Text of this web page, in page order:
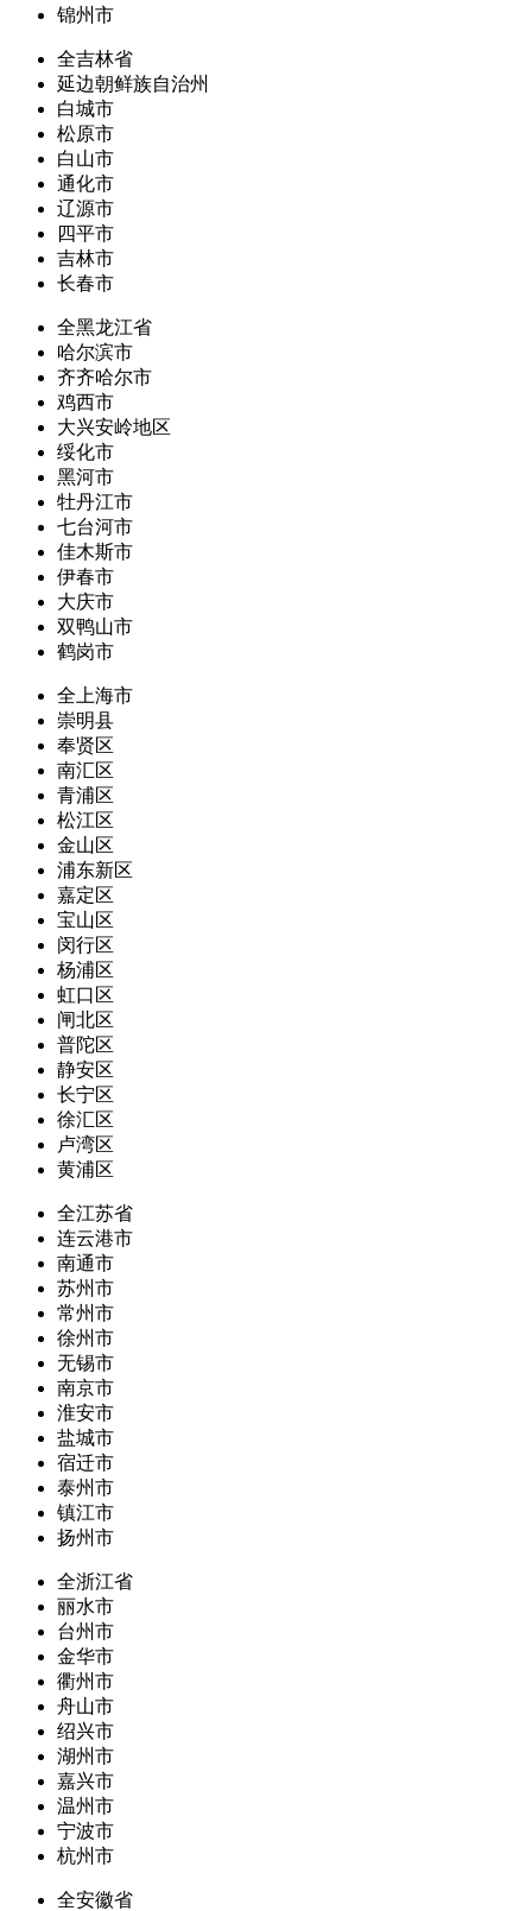
锦州市
全吉林省
延边朝鲜族自治州
白城市
松原市
白山市
通化市
辽源市
四平市
吉林市
长春市
全黑龙江省
哈尔滨市
齐齐哈尔市
鸡西市
大兴安岭地区
绥化市
黑河市
牡丹江市
七台河市
佳木斯市
伊春市
大庆市
双鸭山市
鹤岗市
全上海市
崇明县
奉贤区
南汇区
青浦区
松江区
金山区
浦东新区
嘉定区
宝山区
闵行区
杨浦区
虹口区
闸北区
普陀区
静安区
长宁区
徐汇区
卢湾区
黄浦区
全江苏省
连云港市
南通市
苏州市
常州市
徐州市
无锡市
南京市
淮安市
盐城市
宿迁市
泰州市
镇江市
扬州市
全浙江省
丽水市
台州市
金华市
衢州市
舟山市
绍兴市
湖州市
嘉兴市
温州市
宁波市
杭州市
全安徽省